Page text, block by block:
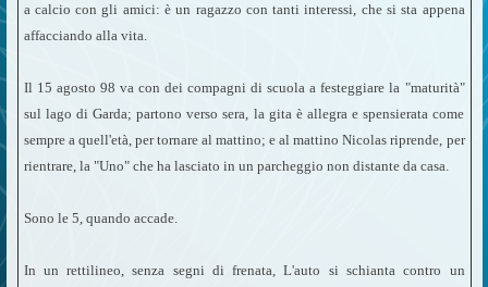
a calcio con gli amici: è un ragazzo con tanti interessi, che si sta appena
affacciando alla vita.
Il 15 agosto 98 va con dei compagni di scuola a festeggiare la "maturità"
sul lago di Garda; partono verso sera, la gita è allegra e spensierata come
sempre a quell'età, per tornare al mattino; e al mattino Nicolas riprende, per
rientrare, la "Uno" che ha lasciato in un parcheggio non distante da casa.
Sono le 5, quando accade.
In un rettilineo, senza segni di frenata, L'auto si schianta contro un